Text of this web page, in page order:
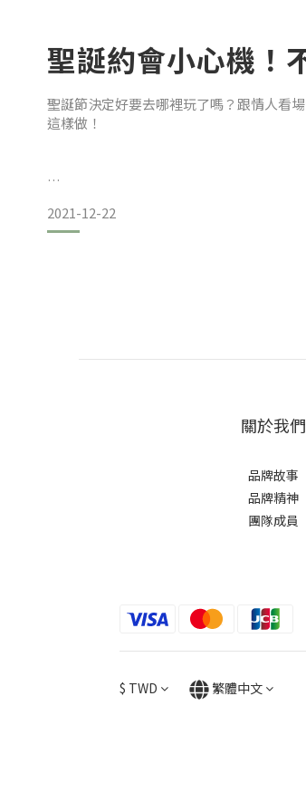
12月-2月 冬季
冬天肌膚容易乾冷，最需要注重保濕，避
來片保濕面膜、或進行局部濕敷，都可以避
3月-5月 春季
聖誕約會小心機！
聖誕節決定好要去哪裡玩了嗎？跟情人看
這樣做！
精」！
2021-12-22
關於我們
品牌故事
品牌精神
團隊成員
$ TWD 繁體中文